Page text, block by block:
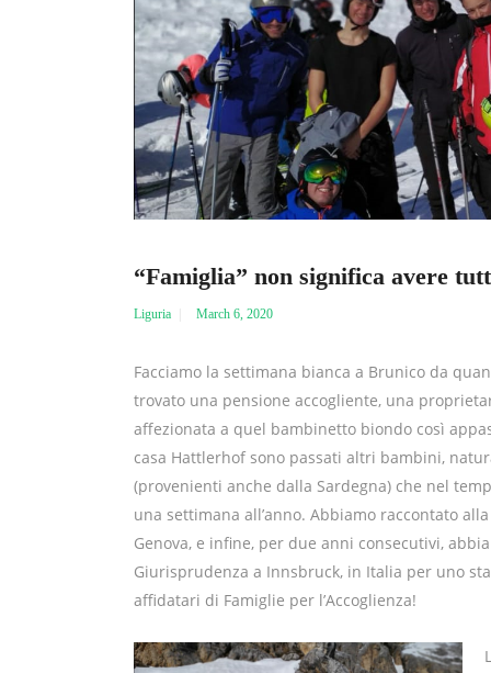
“Famiglia” non significa avere
Liguria March 6, 2020
Facciamo la settimana bianca a Brunico da
trovato una pensione accogliente, una
affezionata a quel bambinetto biondo così
casa Hattlerhof sono passati altri bambini,
(provenienti anche dalla Sardegna) che nel
una settimana all’anno. Abbiamo raccontato
Genova, e infine, per due anni consecutivi,
Giurisprudenza a Innsbruck, in Italia per uno
affidatari di Famiglie per l’Accoglienza!